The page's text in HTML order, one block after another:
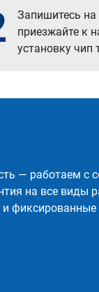
Запишитесь
приезжайте к
установку чип
— работаем
на все виды
и